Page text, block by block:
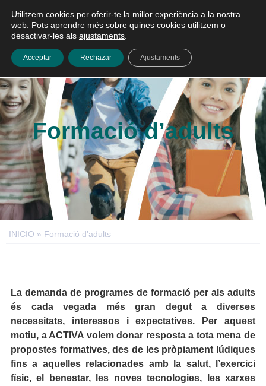
Català
Formació d’adults
INICIO » Formació d’adults
La demanda de programes de formació per als adults
és cada vegada més gran degut a diverses
necessitats, interessos i expectatives. Per aquest
motiu, a ACTIVA volem donar resposta a tota mena de
propostes formatives, des de les pròpiament lúdiques
fins a aquelles relacionades amb la salut, l’exercici
físic, el benestar, les noves tecnologies, les xarxes
Utilitzem cookies per oferir-te la millor experiència a la nostra
web. Pots aprendre més sobre quines cookies utilitzem o
desactivar-les als ajustaments
Acceptar Rechazar Ajustaments